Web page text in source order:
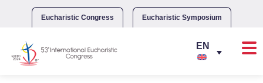
Eucharistic Congress Eucharistic Symposium